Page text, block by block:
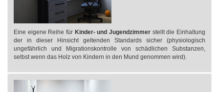
Eine eigene Reihe für Kinder- und Jugendzimmer stellt die Einhaltung
der in dieser Hinsicht geltenden Standards sicher (physiologisch
ungefährlich und Migrationskontrolle von schädlichen Substanzen,
selbst wenn das Holz von Kindern in den Mund genommen wird).​